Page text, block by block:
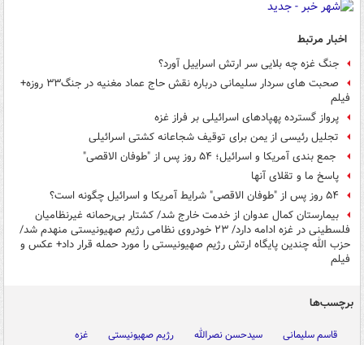
اخبار مرتبط
جنگ غزه چه بلایی سر ارتش اسراییل آورد؟
صحبت های سردار سلیمانی درباره نقش حاج عماد مغنیه در جنگ۳۳ روزه+
فیلم
پرواز گسترده پهپادهای اسرائیلی بر فراز غزه
تجلیل رئیسی از یمن برای توقیف شجاعانه کشتی اسرائیلی
جمع بندی آمریکا و اسرائیل؛ ۵۴ روز پس از "طوفان الاقصی"
پاسخ ما و تقلای آنها
۵۴ روز پس از "طوفان الاقصی" شرایط آمریکا و اسرائیل چگونه است؟
بیمارستان کمال عدوان از خدمت خارج شد/ کشتار بی‌رحمانه غیرنظامیان
فلسطینی در غزه ادامه دارد/ ۲۳ خودروی نظامی رژیم صهیونیستی منهدم شد/
حزب الله چندین پایگاه ارتش رژیم صهیونیستی را مورد حمله قرار داد+ عکس و
فیلم
برچسب‌ها
قاسم سلیمانی سیدحسن نصرالله رژیم صهیونیستی
غزه